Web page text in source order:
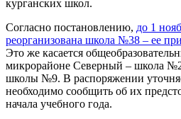
курганских школ.
Согласно постановлению, до 1
реорганизована школа №38 – ее
Это же касается
микрорайоне Северный – школа
школы №9. В распоряжении
необходимо сообщить об их
начала учебного года.